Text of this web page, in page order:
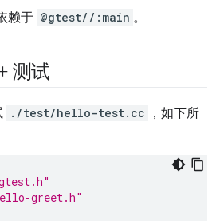
赖于 @gtest//:main 。
测试
./test/hello-test.cc
，如下所
greet.h"